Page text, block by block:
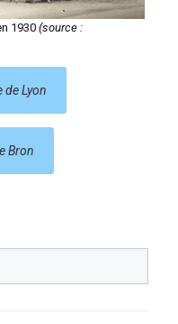
1930 (source :
de Lyon
Bron